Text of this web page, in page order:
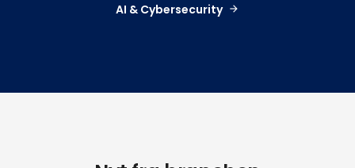
AI & Cybersecurity